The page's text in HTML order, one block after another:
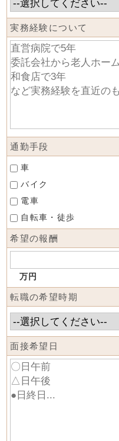
実務経験について
通勤手段
車
バイク
電車
自転車・徒歩
希望の報酬
万円
転職の希望時期
面接希望日